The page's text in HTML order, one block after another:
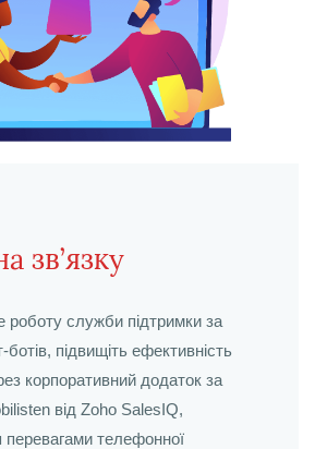
зв’язку
роботу служби підтримки за
підвищіть ефективність
корпоративний додаток за
від Zoho SalesIQ,
перевагами телефонної